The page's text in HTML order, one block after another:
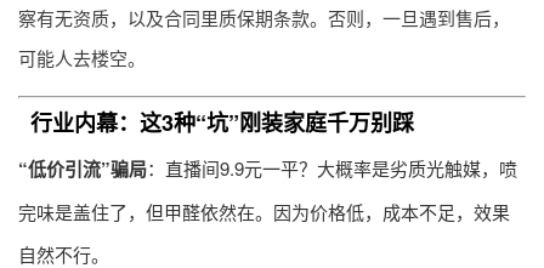
察有无资质，以及合同里质保期条款。否则，一旦遇到售后，
可能人去楼空。
行业内幕：这3种“坑”刚装家庭千万别踩
“低价引流”骗局：直播间9.9元一平？大概率是劣质光触媒，喷
完味是盖住了，但甲醛依然在。因为价格低，成本不足，效果
自然不行。